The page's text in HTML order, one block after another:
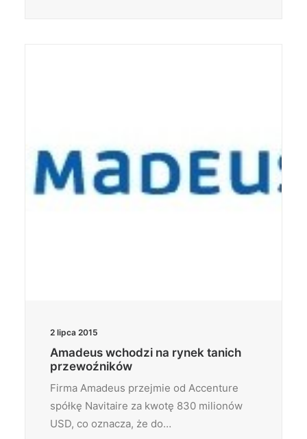
2 lipca 2015
Amadeus wchodzi na rynek tanich
przewoźników
Firma Amadeus przejmie od Accenture
spółkę Navitaire za kwotę 830 milionów
USD, co oznacza, że do…